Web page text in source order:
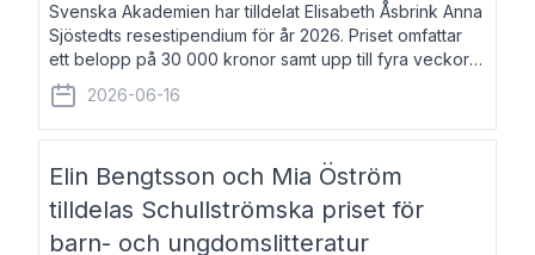
Svenska Akademien har tilldelat Elisabeth Åsbrink Anna
Sjöstedts resestipendium för år 2026. Priset omfattar
ett belopp på 30 000 kronor samt upp till fyra veckors
fri vistelse i Akademiens lägenhet i Berlin. Elisabeth
Åsbrink, född 1965 oc
2026-06-16
Elin Bengtsson och Mia Öström
tilldelas Schullströmska priset för
barn- och ungdomslitteratur